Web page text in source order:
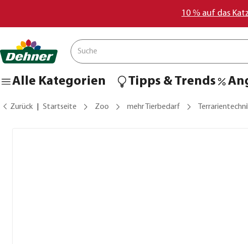
10 % auf das
Alle Kategorien Tipps & Trends
Zurück Startseite Zoo mehr Tierbedarf